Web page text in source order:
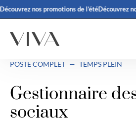
nos promotions de l’étéDécouvrez nos
POSTE COMPLET — TEMPS PLEIN
Gestionnaire
sociaux